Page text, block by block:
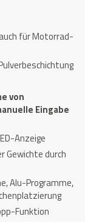
für Motorrad-
von
Eingabe
Anzeige
Gewichte durch
Alu-Programme,
Funktion